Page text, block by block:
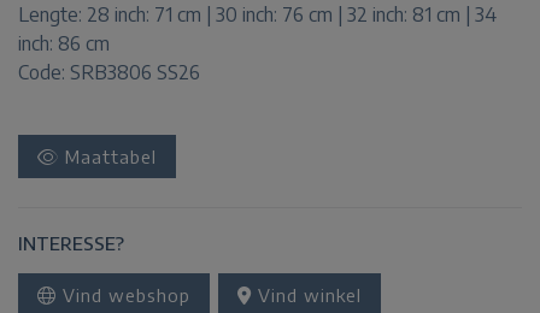
Lengte: 28 inch: 71 cm | 30 inch: 76 cm | 32 inch: 81 cm | 34
inch: 86 cm
Code: SRB3806 SS26
Maattabel
INTERESSE?
Vind webshop Vind winkel